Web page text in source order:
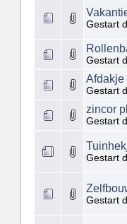
Gestart
Gestart
Afdakje
Gestart
zincor
Gestart
Gestart
Gestart